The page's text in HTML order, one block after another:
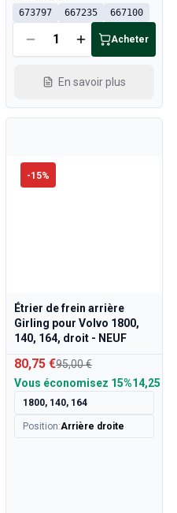
673797
667235 667100
Acheter
En savoir plus
-15%
Étrier de frein arrière
Girling pour Volvo 1800,
140, 164, droit - NEUF
80,75 €95,00 €
Vous économisez 15%14,25 €
1800, 140, 164
Position:Arrière droite